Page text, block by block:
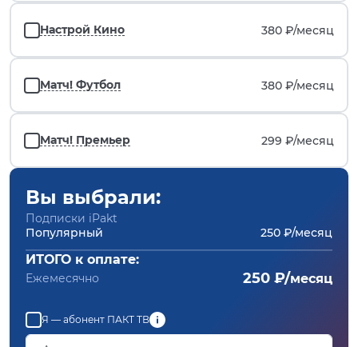
Настрой Кино 380 ₽/месяц
Матч! Футбол 380 ₽/месяц
Матч! Премьер 299 ₽/месяц
Вы выбрали:
Подписки iPakt
Популярный
250 ₽/месяц
ИТОГО к оплате:
Ежемесячно 250 ₽/месяц
Я — абонент ПАКТ ТВ